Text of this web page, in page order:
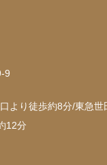
9
より徒歩約8分/東急
12分